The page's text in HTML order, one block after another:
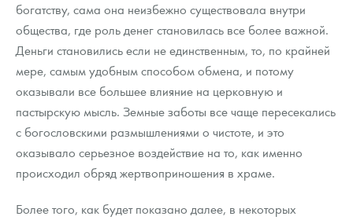
богатству, сама она неизбежно существовала внутри
общества, где роль денег становилась все более важной.
Деньги становились если не единственным, то, по крайней
мере, самым удобным способом обмена, и потому
оказывали все большее влияние на церковную и
пастырскую мысль. Земные заботы все чаще пересекались
с богословскими размышлениями о чистоте, и это
оказывало серьезное воздействие на то, как именно
происходил обряд жертвоприношения в храме.
Более того, как будет показано далее, в некоторых